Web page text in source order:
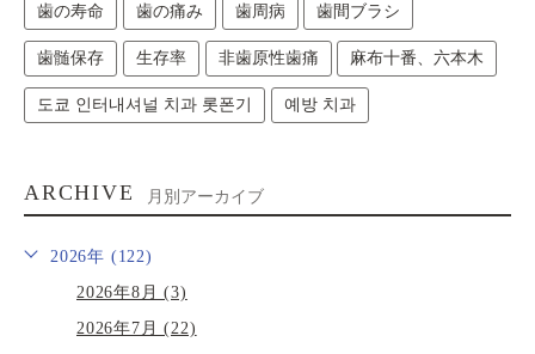
歯の寿命 歯の痛み 歯周病 歯間ブラシ
歯髄保存 生存率 非歯原性歯痛 麻布十番、六本木
도쿄 인터내셔널 치과 롯폰기 예방 치과
ARCHIVE 月別アーカイブ
2026年 (122)
2026年8月 (3)
2026年7月 (22)